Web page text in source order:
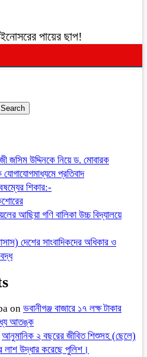
পায়ের ছাপ!
Search
জসিম উদ্দিনকে নিয়ে ড. মোবারক
প্রতিবাদ
শিকার:-
আছিয়া গণি বালিকা উচ্চ বিদ্যালয়ে
দেশের সাংবাদিকদের অধিকার ও
on ভবানীগঞ্জ বাজারে ১৭ লক্ষ টাকার
আতঙ্ক
আনুমানিক ২ বছরের জীবিত শিশুসহ (ছেলে)
লাশ উদ্ধার করেছে পুলিশ।